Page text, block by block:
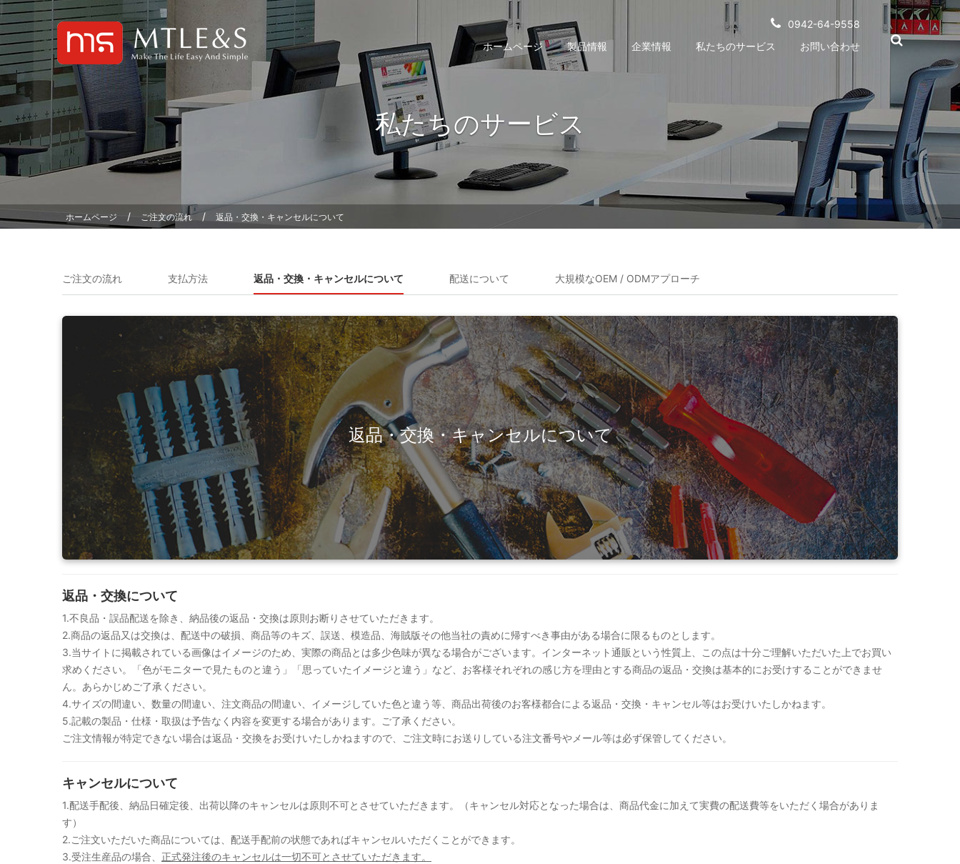
0942-64-9558
ホームページ
製品情報 企業情報 私たちのサービス お問い合わせ
私たちのサービス
ホームページ / ご注文の流れ / 返品・交換・キャンセルについて
ご注文の流れ 支払方法 返品・交換・キャンセルについて 配送について 大規模なOEM / ODMアプローチ
返品・交換・キャンセルについて
返品・交換について
1.不良品・誤品配送を除き、納品後の返品・交換は原則お断りさせていただきます。
2.商品の返品又は交換は、配送中の破損、商品等のキズ、誤送、模造品、海賊版その他当社の責めに帰すべき事由がある場合に限るものとします。
3.当サイトに掲載されている画像はイメージのため、実際の商品とは多少色味が異なる場合がございます。インターネット通販という性質上、この点は十分ご理解いただいた上でお買い
求めください。「色がモニターで見たものと違う」「思っていたイメージと違う」など、お客様それぞれの感じ方を理由とする商品の返品・交換は基本的にお受けすることができませ
ん。あらかじめご了承ください。
4.サイズの間違い、数量の間違い、注文商品の間違い、イメージしていた色と違う等、商品出荷後のお客様都合による返品・交換・キャンセル等はお受けいたしかねます。
5.記載の製品・仕様・取扱は予告なく内容を変更する場合があります。ご了承ください。
ご注文情報が特定できない場合は返品・交換をお受けいたしかねますので、ご注文時にお送りしている注文番号やメール等は必ず保管してください。
キャンセルについて
1.配送手配後、納品日確定後、出荷以降のキャンセルは原則不可とさせていただきます。（キャンセル対応となった場合は、商品代金に加えて実費の配送費等をいただく場合がありま
す）
2.ご注文いただいた商品については、配送手配前の状態であればキャンセルいただくことができます。
3.受注生産品の場合、 正式発注後のキャンセルは一切不可とさせていただきます。